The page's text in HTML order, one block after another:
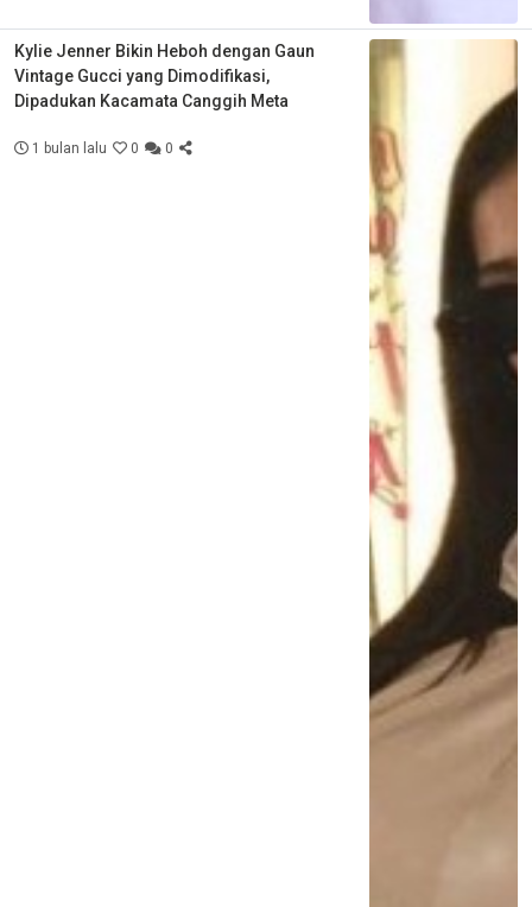
Kylie Jenner Bikin Heboh dengan Gaun
Vintage Gucci yang Dimodifikasi,
Dipadukan Kacamata Canggih Meta
1 bulan lalu 0 0